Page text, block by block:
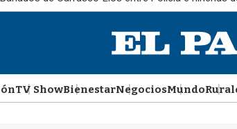
TV ShowBienestarNegociosMundo